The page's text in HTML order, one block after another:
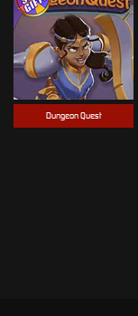
Dungeon Quest